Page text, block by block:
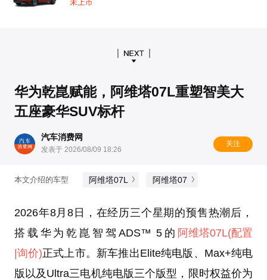
未上市
华为乾崑赋能，阿维塔07L重塑智美大
五座豪华SUV标杆
汽车消费网
发表于 2026/08/09 18:26
关注
本文介绍的车型 阿维塔07L 阿维塔07
2026年8月8日，在经历三个星期的预售热潮后，
搭载华为乾崑智驾ADS™ 5的 阿维塔07L(配置
|询价)正式上市。新车推出Elite纯电版、Max+纯电
版以及Ultra三电机纯电版三个版型，限时权益价为